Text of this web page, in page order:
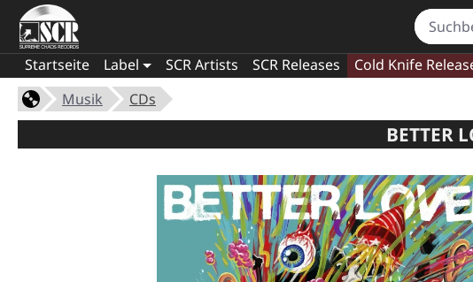
Startseite Label SCR Artists SCR Releases Cold Knife
Musik
CDs
BETTER